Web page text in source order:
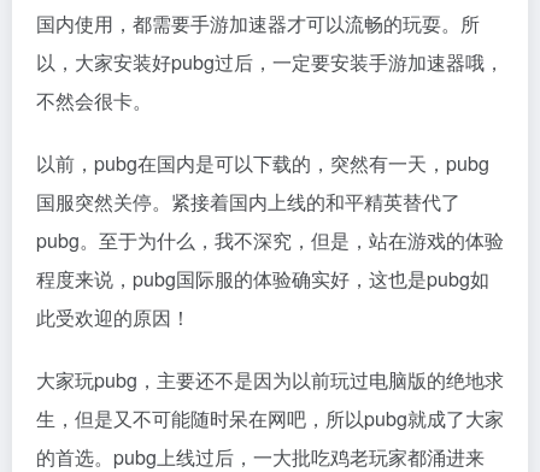
国内使用，都需要手游加速器才可以流畅的玩耍。所
以，大家安装好pubg过后，一定要安装手游加速器哦，
不然会很卡。
以前，pubg在国内是可以下载的，突然有一天，pubg
国服突然关停。紧接着国内上线的和平精英替代了
pubg。至于为什么，我不深究，但是，站在游戏的体验
程度来说，pubg国际服的体验确实好，这也是pubg如
此受欢迎的原因！
大家玩pubg，主要还不是因为以前玩过电脑版的绝地求
生，但是又不可能随时呆在网吧，所以pubg就成了大家
的首选。pubg上线过后，一大批吃鸡老玩家都涌进来